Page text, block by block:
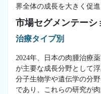
界全体の成長を大きく促進
市場セグメンテーシ
治療タイプ別
2024年、日本の肉腫治療
が主要な成長分野として
分子生物学や遺伝学の分
であり、これらの研究が